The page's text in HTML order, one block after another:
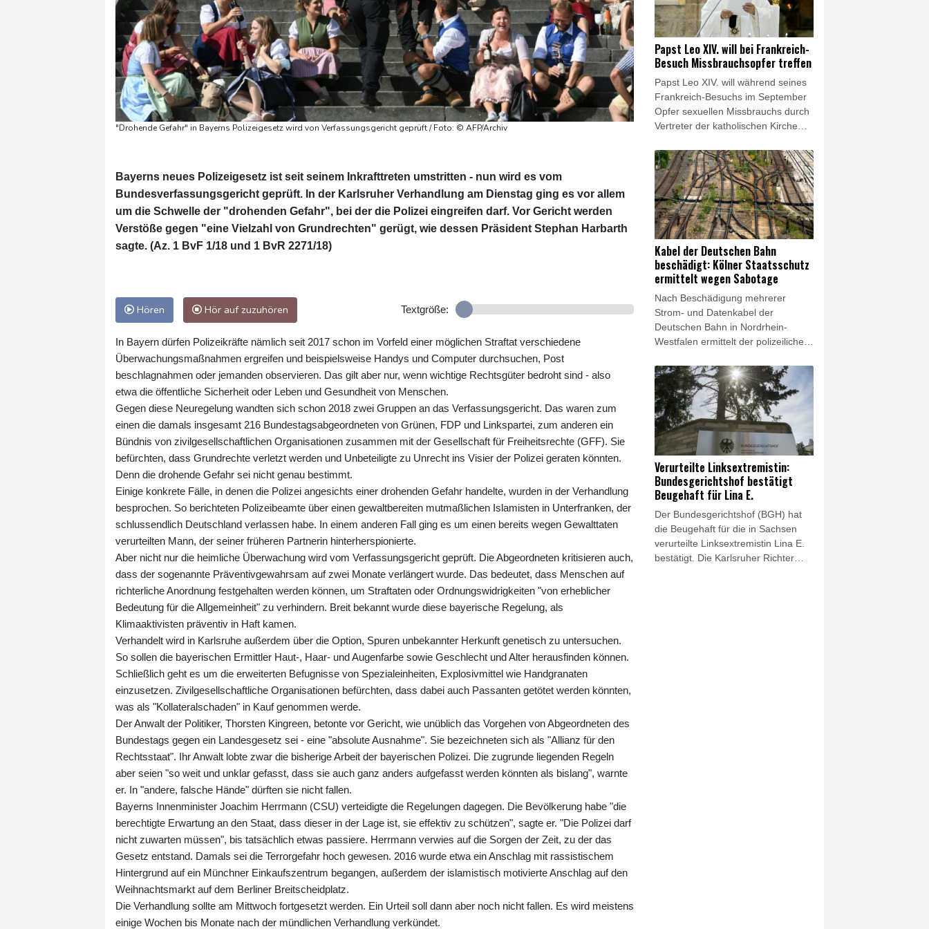
"Drohende Gefahr" in Bayerns Polizeigesetz wird von Verfassungsgericht geprüft / Foto: © AFP/Archiv
Bayerns neues Polizeigesetz ist seit seinem Inkrafttreten umstritten - nun wird es vom
Bundesverfassungsgericht geprüft. In der Karlsruher Verhandlung am Dienstag ging es vor allem
um die Schwelle der "drohenden Gefahr", bei der die Polizei eingreifen darf. Vor Gericht werden
Verstöße gegen "eine Vielzahl von Grundrechten" gerügt, wie dessen Präsident Stephan Harbarth
sagte. (Az. 1 BvF 1/18 und 1 BvR 2271/18)
Hören Hör auf zuzuhören Textgröße:
In Bayern dürfen Polizeikräfte nämlich seit 2017 schon im Vorfeld einer möglichen Straftat verschiedene
Überwachungsmaßnahmen ergreifen und beispielsweise Handys und Computer durchsuchen, Post
beschlagnahmen oder jemanden observieren. Das gilt aber nur, wenn wichtige Rechtsgüter bedroht sind - also
etwa die öffentliche Sicherheit oder Leben und Gesundheit von Menschen.
Gegen diese Neuregelung wandten sich schon 2018 zwei Gruppen an das Verfassungsgericht. Das waren zum
einen die damals insgesamt 216 Bundestagsabgeordneten von Grünen, FDP und Linkspartei, zum anderen ein
Bündnis von zivilgesellschaftlichen Organisationen zusammen mit der Gesellschaft für Freiheitsrechte (GFF). Sie
befürchten, dass Grundrechte verletzt werden und Unbeteiligte zu Unrecht ins Visier der Polizei geraten könnten.
Denn die drohende Gefahr sei nicht genau bestimmt.
Einige konkrete Fälle, in denen die Polizei angesichts einer drohenden Gefahr handelte, wurden in der Verhandlung
besprochen. So berichteten Polizeibeamte über einen gewaltbereiten mutmaßlichen Islamisten in Unterfranken, der
schlussendlich Deutschland verlassen habe. In einem anderen Fall ging es um einen bereits wegen Gewalttaten
verurteilten Mann, der seiner früheren Partnerin hinterherspionierte.
Aber nicht nur die heimliche Überwachung wird vom Verfassungsgericht geprüft. Die Abgeordneten kritisieren auch,
dass der sogenannte Präventivgewahrsam auf zwei Monate verlängert wurde. Das bedeutet, dass Menschen auf
richterliche Anordnung festgehalten werden können, um Straftaten oder Ordnungswidrigkeiten "von erheblicher
Bedeutung für die Allgemeinheit" zu verhindern. Breit bekannt wurde diese bayerische Regelung, als
Klimaaktivisten präventiv in Haft kamen.
Verhandelt wird in Karlsruhe außerdem über die Option, Spuren unbekannter Herkunft genetisch zu untersuchen.
So sollen die bayerischen Ermittler Haut-, Haar- und Augenfarbe sowie Geschlecht und Alter herausfinden können.
Schließlich geht es um die erweiterten Befugnisse von Spezialeinheiten, Explosivmittel wie Handgranaten
einzusetzen. Zivilgesellschaftliche Organisationen befürchten, dass dabei auch Passanten getötet werden könnten,
was als "Kollateralschaden" in Kauf genommen werde.
Der Anwalt der Politiker, Thorsten Kingreen, betonte vor Gericht, wie unüblich das Vorgehen von Abgeordneten des
Bundestags gegen ein Landesgesetz sei - eine "absolute Ausnahme". Sie bezeichneten sich als "Allianz für den
Rechtsstaat". Ihr Anwalt lobte zwar die bisherige Arbeit der bayerischen Polizei. Die zugrunde liegenden Regeln
aber seien "so weit und unklar gefasst, dass sie auch ganz anders aufgefasst werden könnten als bislang", warnte
er. In "andere, falsche Hände" dürften sie nicht fallen.
Bayerns Innenminister Joachim Herrmann (CSU) verteidigte die Regelungen dagegen. Die Bevölkerung habe "die
berechtigte Erwartung an den Staat, dass dieser in der Lage ist, sie effektiv zu schützen", sagte er. "Die Polizei darf
nicht zuwarten müssen", bis tatsächlich etwas passiere. Herrmann verwies auf die Sorgen der Zeit, zu der das
Gesetz entstand. Damals sei die Terrorgefahr hoch gewesen. 2016 wurde etwa ein Anschlag mit rassistischem
Hintergrund auf ein Münchner Einkaufszentrum begangen, außerdem der islamistisch motivierte Anschlag auf den
Weihnachtsmarkt auf dem Berliner Breitscheidplatz.
Die Verhandlung sollte am Mittwoch fortgesetzt werden. Ein Urteil soll dann aber noch nicht fallen. Es wird meistens
einige Wochen bis Monate nach der mündlichen Verhandlung verkündet.
demnach durch einen
Zeugenhinweis auf die Plantage
aufmerksam geworden. Insgesamt
wurden am Donnerstag drei Objekte
im Rhein-Erft-Kreis durchsucht.
Papst Leo XIV. will bei Frankreich-
Besuch Missbrauchsopfer treffen
Papst Leo XIV. will während seines
Frankreich-Besuchs im September
Opfer sexuellen Missbrauchs durch
Vertreter der katholischen Kirche
bevorstehenden Apostolischen
Reise nach Frankreich wird Papst
Leo XIV. in einem privaten Rahmen
mit Menschen zusammentreffen,
die innerhalb der Kirche Opfer von
Missbrauch geworden sind", teilte
der Vatikan am Freitag mit. Die
Opfer selbst werden demnach an
der Vorbereitung dieses Treffens
beteiligt sein.
Kabel der Deutschen Bahn
beschädigt: Kölner Staatsschutz
ermittelt wegen Sabotage
Nach Beschädigung mehrerer
Strom- und Datenkabel der
Deutschen Bahn in Nordrhein-
Westfalen ermittelt der polizeiliche
auf Sabotage. Unbekannte öffneten
in der Nacht zu Donnerstag in
Leverkusen einen unterirdischen
Kabelschacht und durchtrennten
mehrere Kabel- und
Glasfaserstränge, wie die Kölner
Polizei am Freitag mitteilte.
Betroffen waren Leitungen der
Bahn, die nach Polizeiangaben aber
nicht mehr genutzt wurden. Der
Zugverkehr war nicht beeinträchtigt.
Verurteilte Linksextremistin:
Bundesgerichtshof bestätigt
Beugehaft für Lina E.
Der Bundesgerichtshof (BGH) hat
die Beugehaft für die in Sachsen
verurteilte Linksextremistin Lina E.
bestätigt. Die Karlsruher Richter